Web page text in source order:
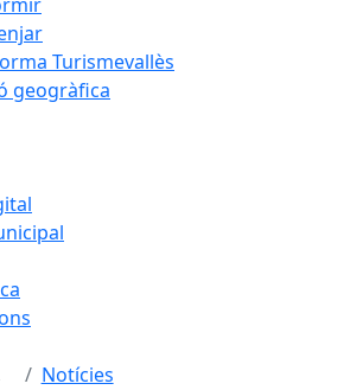
Turismevallès
geogràfica
Notícies